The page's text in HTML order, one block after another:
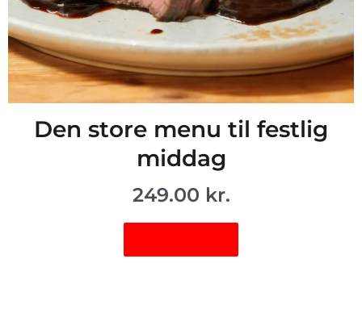
Den store menu til festlig
middag
249.00 kr.